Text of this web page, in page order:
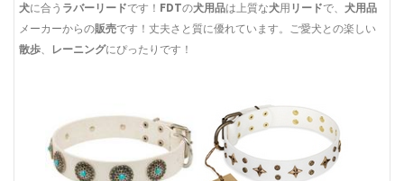
犬に合う ラバーリードです！ FDTの犬用品は上質な犬用 リードで、 犬用品
メーカーからの販売です！丈夫さと質に優れています。ご愛犬との楽しい
散歩
レーニングにぴったりです！